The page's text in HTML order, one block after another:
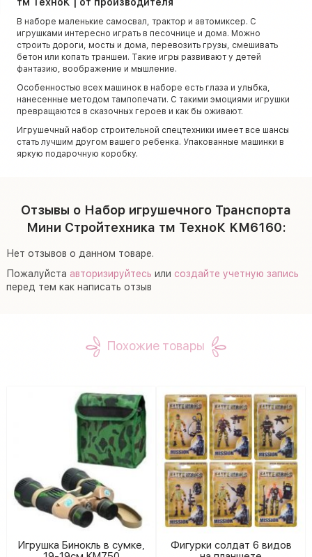
В наборе маленькие самосвал, трактор и автомиксер. С
игрушками интересно играть в песочнице и дома. Можно
строить дороги, мосты и дома, перевозить грузы, смешивать
бетон или копать траншеи. Такие игры развивают у детей
фантазию, воображение и мышление.
Особенностью всех машинок в наборе есть глаза и улыбка,
нанесенные методом тампопечати. С такими эмоциями игрушки
превращаются в сказочных героев и как бы оживают.
Игрушечный набор строительной спецтехники имеет все шансы
стать лучшим другом вашего ребенка. Упакованные машинки в
яркую подарочную коробку.
Отзывы о Набор игрушечного Транспорта
Мини Стройтехника тм ТехноК KM6160:
Нет отзывов о данном товаре.
Пожалуйста авторизируйтесь или создайте учетную запись
перед тем как написать отзыв
Похожие товары
Игрушка Бинокль в сумке,
Фигурки солдат 6 видов